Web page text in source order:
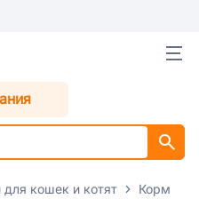
для кошек и котят Корм